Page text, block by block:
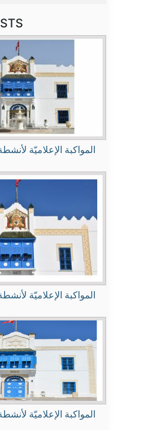
المواكبة الإعلاميّة
المواكبة الإعلاميّة
المواكبة الإعلاميّة